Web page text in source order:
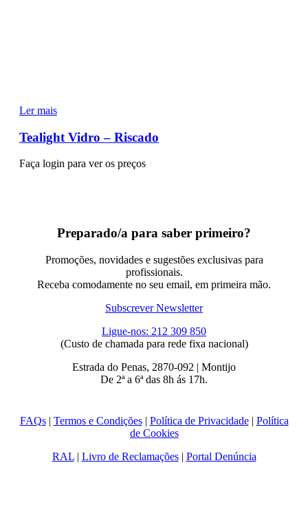
Ler mais
Tealight Vidro – Riscado
Faça login para ver os preços
Preparado/a para saber primeiro?
Promoções, novidades e sugestões exclusivas para
profissionais.
Receba comodamente no seu email, em primeira mão.
Subscrever Newsletter
Ligue-nos: 212 309 850
(Custo de chamada para rede fixa nacional)
Estrada do Penas, 2870-092 | Montijo
De 2ª a 6ª das 8h ás 17h.
FAQs| Termos e Condições| Política de Privacidade| Política
de Cookies
RAL| Livro de Reclamações| Portal Denúncia